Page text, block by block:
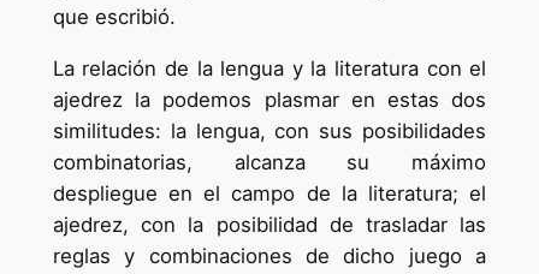
que escribió.
La relación de la lengua y la literatura con el
ajedrez la podemos plasmar en estas dos
similitudes: la lengua, con sus posibilidades
combinatorias, alcanza su máximo
despliegue en el campo de la literatura; el
ajedrez, con la posibilidad de trasladar las
reglas y combinaciones de dicho juego a